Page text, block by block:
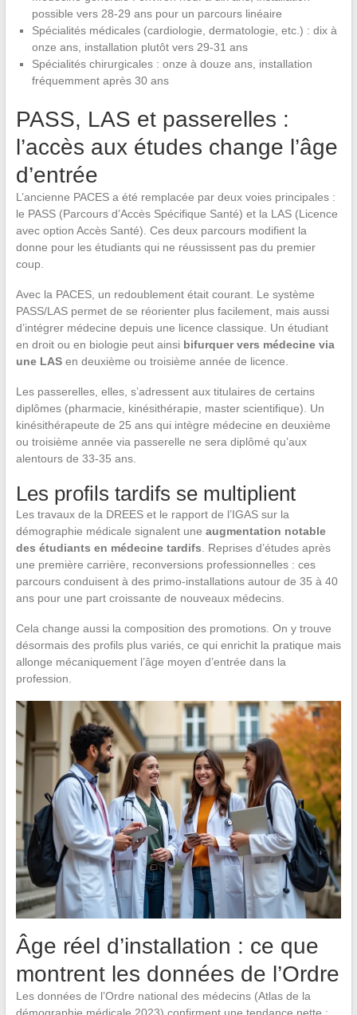
possible vers 28-29 ans pour un parcours linéaire
Spécialités médicales (cardiologie, dermatologie, etc.) : dix à
onze ans, installation plutôt vers 29-31 ans
Spécialités chirurgicales : onze à douze ans, installation
fréquemment après 30 ans
PASS, LAS et passerelles :
l’accès aux études change l’âge
d’entrée
L’ancienne PACES a été remplacée par deux voies principales :
le PASS (Parcours d’Accès Spécifique Santé) et la LAS (Licence
avec option Accès Santé). Ces deux parcours modifient la
donne pour les étudiants qui ne réussissent pas du premier
coup.
Avec la PACES, un redoublement était courant. Le système
PASS/LAS permet de se réorienter plus facilement, mais aussi
d’intégrer médecine depuis une licence classique. Un étudiant
en droit ou en biologie peut ainsi bifurquer vers médecine via
une LASen deuxième ou troisième année de licence.
Les passerelles, elles, s’adressent aux titulaires de certains
diplômes (pharmacie, kinésithérapie, master scientifique). Un
kinésithérapeute de 25 ans qui intègre médecine en deuxième
ou troisième année via passerelle ne sera diplômé qu’aux
alentours de 33-35 ans.
Les profils tardifs se multiplient
Les travaux de la DREES et le rapport de l’IGAS sur la
démographie médicale signalent une augmentation notable
des étudiants en médecine tardifs. Reprises d’études après
une première carrière, reconversions professionnelles : ces
parcours conduisent à des primo-installations autour de 35 à 40
ans pour une part croissante de nouveaux médecins.
Cela change aussi la composition des promotions. On y trouve
désormais des profils plus variés, ce qui enrichit la pratique mais
allonge mécaniquement l’âge moyen d’entrée dans la
profession.
Âge réel d’installation : ce que
montrent les données de l’Ordre
Les données de l’Ordre national des médecins (Atlas de la